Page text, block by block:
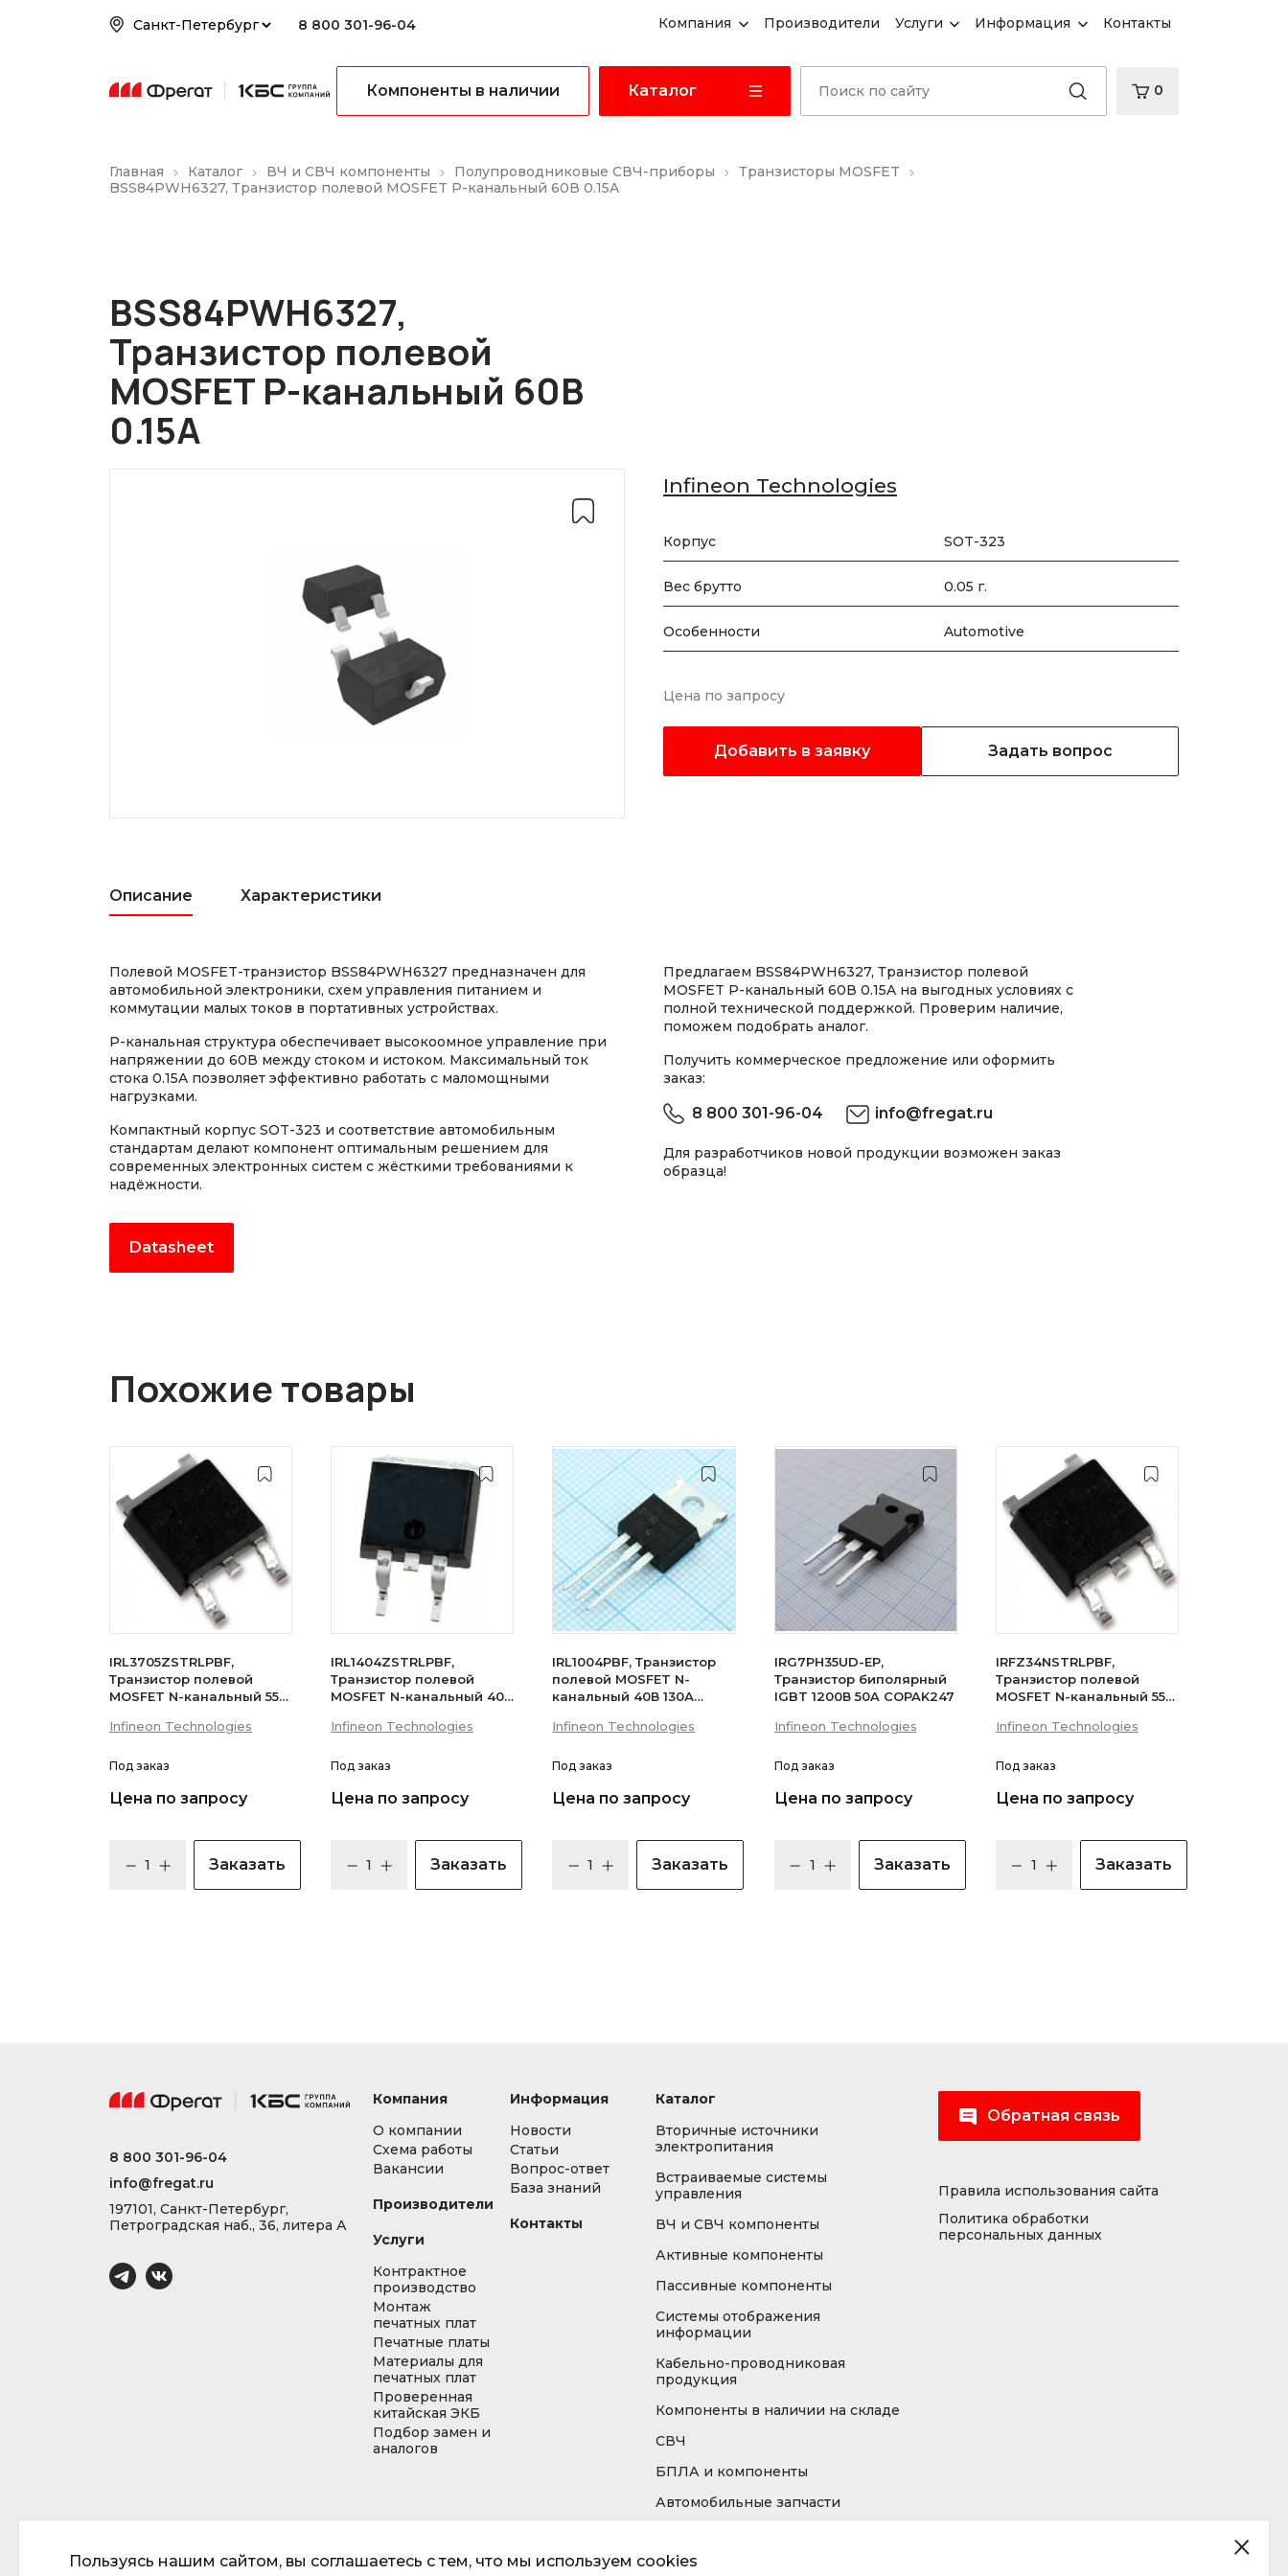
8 800 301-96-04 Компания Производители Услуги Информация Контакты
Компоненты в наличии Каталог 0
Главная Каталог ВЧ и СВЧ компоненты Полупроводниковые СВЧ-приборы
Транзисторы MOSFET
BSS84PWH6327, Транзистор полевой MOSFET P-канальный 60В 0.15A
BSS84PWH6327,
Транзистор полевой
MOSFET P-канальный 60В
0.15A
Infineon Technologies
Корпус SOT-323
Вес брутто 0.05 г.
Особенности Automotive
Цена по запросу
Добавить в заявку Задать вопрос
Описание Характеристики
Полевой MOSFET-транзистор BSS84PWH6327 предназначен для
автомобильной электроники, схем управления питанием и
коммутации малых токов в портативных устройствах.
P-канальная структура обеспечивает высокоомное управление при
напряжении до 60В между стоком и истоком. Максимальный ток
стока 0.15A позволяет эффективно работать с маломощными
нагрузками.
Компактный корпус SOT-323 и соответствие автомобильным
стандартам делают компонент оптимальным решением для
современных электронных систем с жёсткими требованиями к
надёжности.
Datasheet
Предлагаем BSS84PWH6327, Транзистор полевой
MOSFET P-канальный 60В 0.15A на выгодных условиях с
полной технической поддержкой. Проверим наличие,
поможем подобрать аналог.
Получить коммерческое предложение или оформить
заказ:
8 800 301-96-04 info@fregat.ru
Для разработчиков новой продукции возможен заказ
образца!
Похожие товары
IRL3705ZSTRLPBF,
Транзистор полевой
MOSFET N-канальный 55В
Infineon Technologies
Под заказ
Цена по запросу
Заказать
IRL1404ZSTRLPBF,
Транзистор полевой
MOSFET N-канальный 40В
Infineon Technologies
Под заказ
Цена по запросу
Заказать
IRL1004PBF, Транзистор
полевой MOSFET N-
канальный 40В 130А
Infineon Technologies
Под заказ
Цена по запросу
Заказать
IRG7PH35UD-EP,
Транзистор биполярный
IGBT 1200В 50A COPAK247
Infineon Technologies
Под заказ
Цена по запросу
Заказать
IRFZ34NSTRLPBF,
Транзистор полевой
MOSFET N-канальный 55В
лента на катушке
Infineon Technologies
Под заказ
Цена по запросу
Заказать
Пользуясь нашим сайтом, вы соглашаетесь с тем, что мы используем cookies
8 800 301-96-04
info@fregat.ru
197101, Санкт-Петербург,
Петроградская наб., 36, литера А
Компания
О компании
Схема работы
Вакансии
Производители
Услуги
Контрактное
производство
Монтаж
печатных плат
Печатные платы
Материалы для
печатных плат
Проверенная
китайская ЭКБ
Подбор замен и
аналогов
Информация
Новости
Статьи
Вопрос-ответ
База знаний
Контакты
Каталог
Вторичные источники
электропитания
Встраиваемые системы
управления
ВЧ и СВЧ компоненты
Активные компоненты
Пассивные компоненты
Системы отображения
информации
Кабельно-проводниковая
продукция
Компоненты в наличии на складе
СВЧ
БПЛА и компоненты
Автомобильные запчасти
Обратная связь
Правила использования сайта
Политика обработки
персональных данных